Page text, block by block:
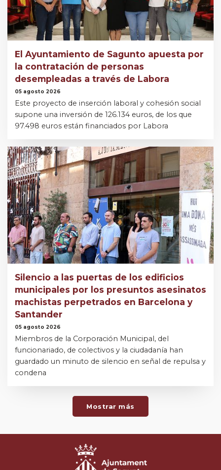
El Ayuntamiento de Sagunto apuesta por
la contratación de personas
desempleadas a través de Labora
05 agosto 2026
Este proyecto de inserción laboral y cohesión social
supone una inversión de 126.134 euros, de los que
97.498 euros están financiados por Labora
Silencio a las puertas de los edificios
municipales por los presuntos asesinatos
machistas perpetrados en Barcelona y
Santander
05 agosto 2026
Miembros de la Corporación Municipal, del
funcionariado, de colectivos y la ciudadanía han
guardado un minuto de silencio en señal de repulsa y
condena
Mostrar más